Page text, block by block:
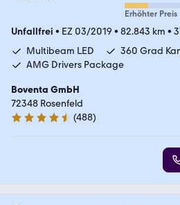
Erhöhter Preis
Unfallfrei • EZ 03/2019 • 82.843 km •
Multibeam LED
360 Grad
AMG Drivers Package
Boventa GmbH
72348 Rosenfeld
4.5 Sterne
(488)